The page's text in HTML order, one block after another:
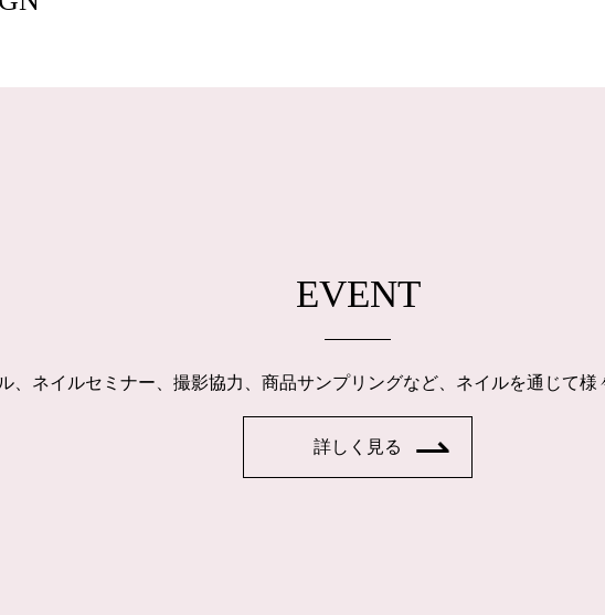
EVENT
、ネイルセミナー、撮影協力、商品サンプリングなど、ネイルを通じて
詳しく見る